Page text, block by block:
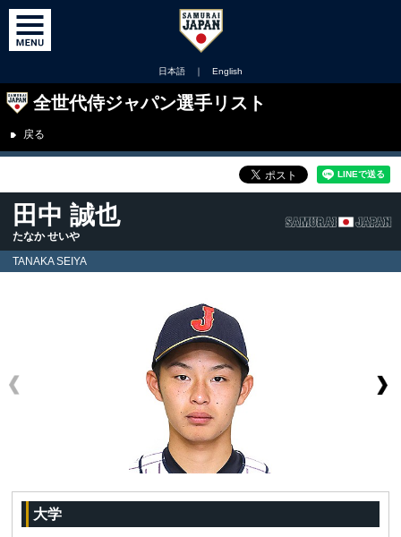
日本語 ｜ English
全世代侍ジャパン選手リスト
戻る
田中 誠也
たなか せいや
TANAKA SEIYA
大学